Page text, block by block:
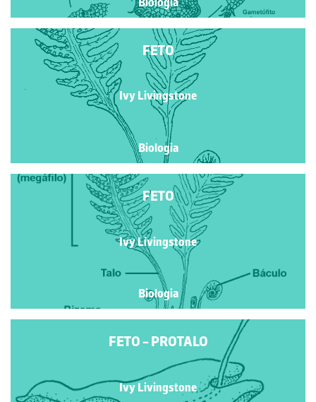
FETO
Ivy Livingstone
Biologia
FETO
Ivy Livingstone
Biologia
FETO - PROTALO
Ivy Livingstone